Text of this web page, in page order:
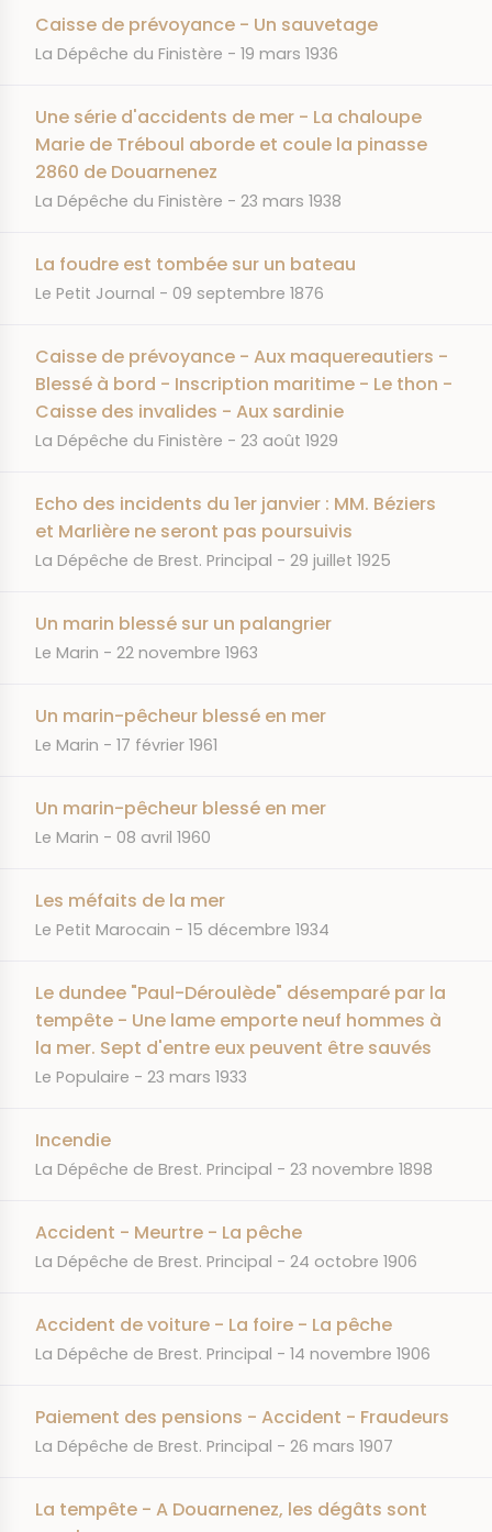
Caisse de prévoyance - Un sauvetage
JOURNAL
La Dépêche du Finistère DATE
19 mars 1936
Une série d'accidents de mer - La chaloupe
Marie de Tréboul aborde et coule la pinasse
2860 de Douarnenez
JOURNAL
La Dépêche du Finistère DATE
23 mars 1938
La foudre est tombée sur un bateau
JOURNAL
Le Petit Journal DATE
09 septembre 1876
Caisse de prévoyance - Aux maquereautiers -
Blessé à bord - Inscription maritime - Le thon -
Caisse des invalides - Aux sardinie
JOURNAL
La Dépêche du Finistère DATE
23 août 1929
Echo des incidents du 1er janvier : MM. Béziers
et Marlière ne seront pas poursuivis
JOURNAL
La Dépêche de Brest. Principal DATE
29 juillet 1925
Un marin blessé sur un palangrier
JOURNAL
Le Marin DATE
22 novembre 1963
Un marin-pêcheur blessé en mer
JOURNAL
Le Marin DATE
17 février 1961
Un marin-pêcheur blessé en mer
JOURNAL
Le Marin DATE
08 avril 1960
Les méfaits de la mer
JOURNAL
Le Petit Marocain DATE
15 décembre 1934
Le dundee "Paul-Déroulède" désemparé par la
tempête - Une lame emporte neuf hommes à
la mer. Sept d'entre eux peuvent être sauvés
JOURNAL
Le Populaire DATE
23 mars 1933
Incendie
JOURNAL
La Dépêche de Brest. Principal DATE
23 novembre 1898
Accident - Meurtre - La pêche
JOURNAL
La Dépêche de Brest. Principal DATE
24 octobre 1906
Accident de voiture - La foire - La pêche
JOURNAL
La Dépêche de Brest. Principal DATE
14 novembre 1906
Paiement des pensions - Accident - Fraudeurs
JOURNAL
La Dépêche de Brest. Principal DATE
26 mars 1907
La tempête - A Douarnenez, les dégâts sont